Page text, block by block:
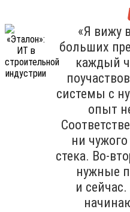
«Я вижу
больших
каждый
системы с
опыт
ни
стека. Во-
нужные
и